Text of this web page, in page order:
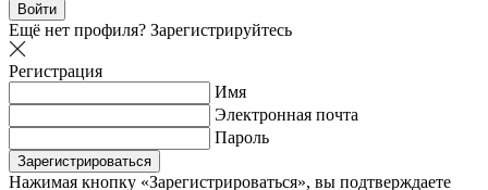
Войти
Ещё нет профиля? Зарегистрируйтесь
Регистрация
Имя
Электронная почта
Пароль
Зарегистрироваться
Нажимая кнопку «Зарегистрироваться», вы подтверждаете